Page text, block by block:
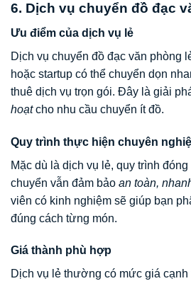
6. Dịch vụ chuyển đồ đạc
Ưu điểm của dịch vụ lẻ
Dịch vụ chuyển đồ đạc văn phòng
hoặc startup có thể chuyển dọn
thuê dịch vụ trọn gói. Đây là giải
hoạtcho nhu cầu chuyển ít đồ.
Quy trình thực hiện chuyên
Mặc dù là dịch vụ lẻ, quy trình
chuyển vẫn đảm bảo an toàn,
viên có kinh nghiệm sẽ giúp bạn
đúng cách từng món.
Giá thành phù hợp
Dịch vụ lẻ thường có mức giá